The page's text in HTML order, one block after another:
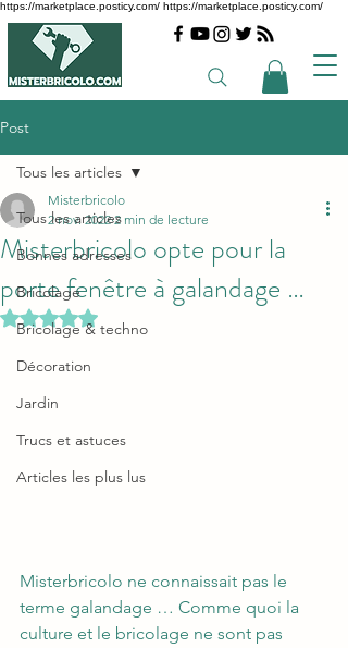
https://marketplace.posticy.com/ https://marketplace.posticy.com/
Post
Tous les articles
Bonnes adresses
Bricolage
Bricolage & techno
Décoration
Jardin
Trucs et astuces
Articles les plus lus
Tous les articles
Misterbricolo opte pour la
porte fenêtre à galandage …
Misterbricolo
2 nov. 2022 2 min de lecture
Noté NaN étoiles sur 5.
Misterbricolo ne connaissait pas le
terme galandage … Comme quoi la
culture et le bricolage ne sont pas